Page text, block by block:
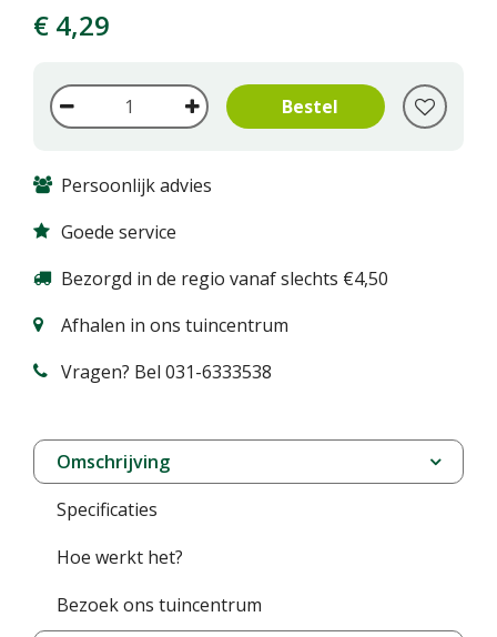
€ 4,29
Persoonlijk advies
Goede service
Bezorgd in de regio vanaf slechts €4,50
Afhalen in ons tuincentrum
Vragen? Bel 031-6333538
Omschrijving
Specificaties
Hoe werkt het?
Bezoek ons tuincentrum